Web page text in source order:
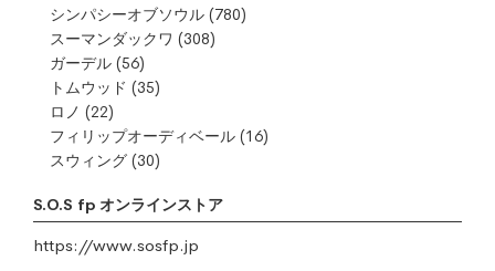
シンパシーオブソウル (780)
スーマンダックワ (308)
ガーデル (56)
トムウッド (35)
ロノ (22)
フィリップオーディベール (16)
スウィング (30)
S.O.S fp オンラインストア
https://www.sosfp.jp